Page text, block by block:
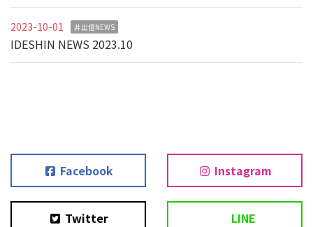
2023-10-01 井出信NEWS
IDESHIN NEWS 2023.10
Facebook Instagram
Twitter LINE